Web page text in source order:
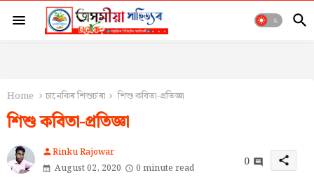
Home চানেকিৰ শিশুচ'ৰা শিশু কবিতা-প্ৰতিজ্ঞা
শিশু কবিতা-প্ৰতিজ্ঞা
personRinku Rajowar
August 02, 2020
0 minute read 0 share